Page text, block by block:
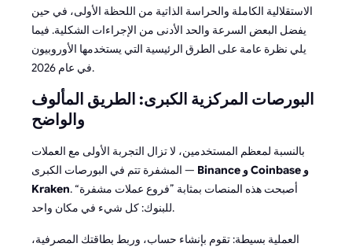
الاستقلالية الكاملة والحراسة الذاتية من اللحظة الأولى، في حين
يفضل البعض السرعة والحد الأدنى من الإجراءات الشكلية. فيما
يلي نظرة عامة على الطرق الرئيسية التي يستخدمها الأوروبيون
في عام 2026.
البورصات المركزية الكبرى: الطريق المألوف
والواضح
بالنسبة لمعظم المستخدمين، لا تزال التجربة الأولى مع العملات
المشفرة تتم في البورصات الكبرى — Binance و Coinbase و
Kraken. أصبحت هذه المنصات بمثابة ”فروع عملات مشفرة“
للبنوك: كل شيء في مكان واحد.
العملية بسيطة: تقوم بإنشاء حساب، وربط بطاقتك المصرفية،